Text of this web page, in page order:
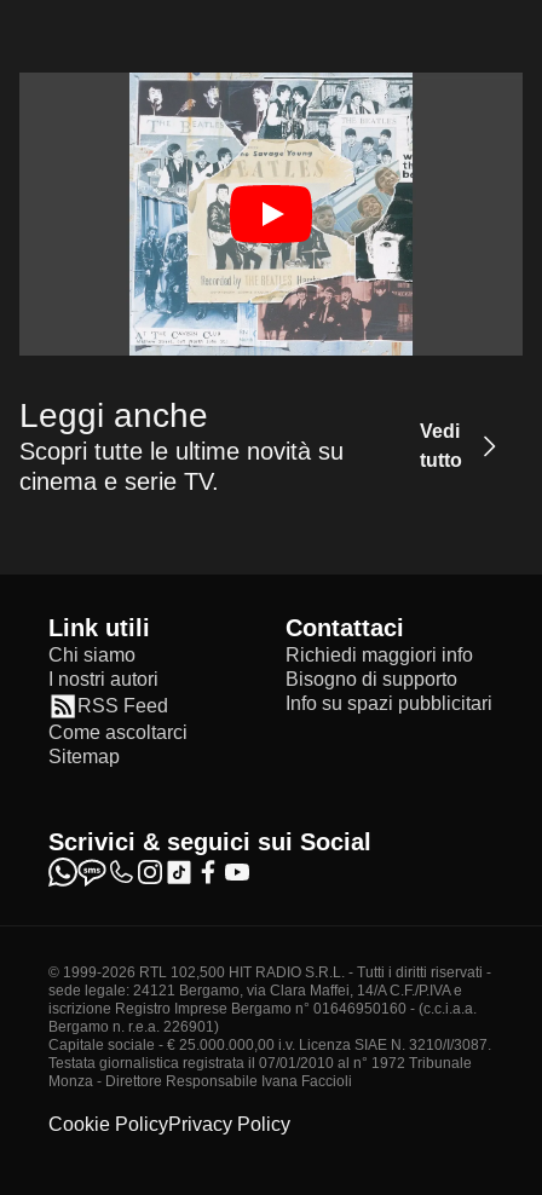
Leggi anche
Scopri tutte le ultime novità su
cinema e serie TV.
Vedi
tutto
Link utili
Chi siamo
I nostri autori
RSS Feed
Come ascoltarci
Sitemap
Contattaci
Richiedi maggiori info
Bisogno di supporto
Info su spazi pubblicitari
Scrivici & seguici sui Social
© 1999-2026 RTL 102,500 HIT RADIO S.R.L. - Tutti i diritti riservati -
sede legale: 24121 Bergamo, via Clara Maffei, 14/A C.F./P.IVA e
iscrizione Registro Imprese Bergamo n° 01646950160 - (c.c.i.a.a.
Bergamo n. r.e.a. 226901)
Capitale sociale - € 25.000.000,00 i.v. Licenza SIAE N. 3210/I/3087.
Testata giornalistica registrata il 07/01/2010 al n° 1972 Tribunale
Monza - Direttore Responsabile Ivana Faccioli
Cookie PolicyPrivacy Policy